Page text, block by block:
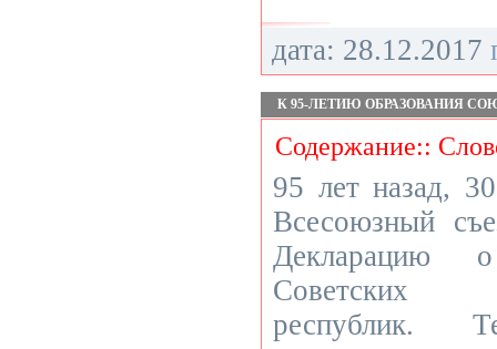
дата: 28.12.2017
К 95-ЛЕТИЮ ОБРАЗОВАНИЯ
Содержание::
95 лет назад,
Всесоюзный
Декларацию
Советских
республик.